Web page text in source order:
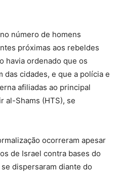
número de homens
próximas aos rebeldes
havia ordenado que os
cidades, e que a polícia e
afiliadas ao principal
al-Shams (HTS), se
ocorreram apesar
de Israel contra bases do
dispersaram diante do